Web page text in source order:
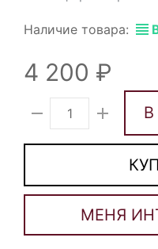
Наличие товара:
4 200